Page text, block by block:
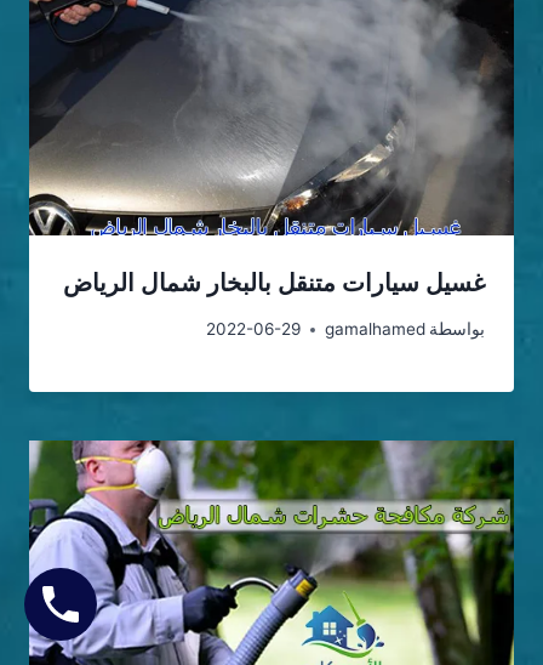
غسيل سيارات متنقل بالبخار شمال الرياض
بواسطة gamalhamed
2022-06-29